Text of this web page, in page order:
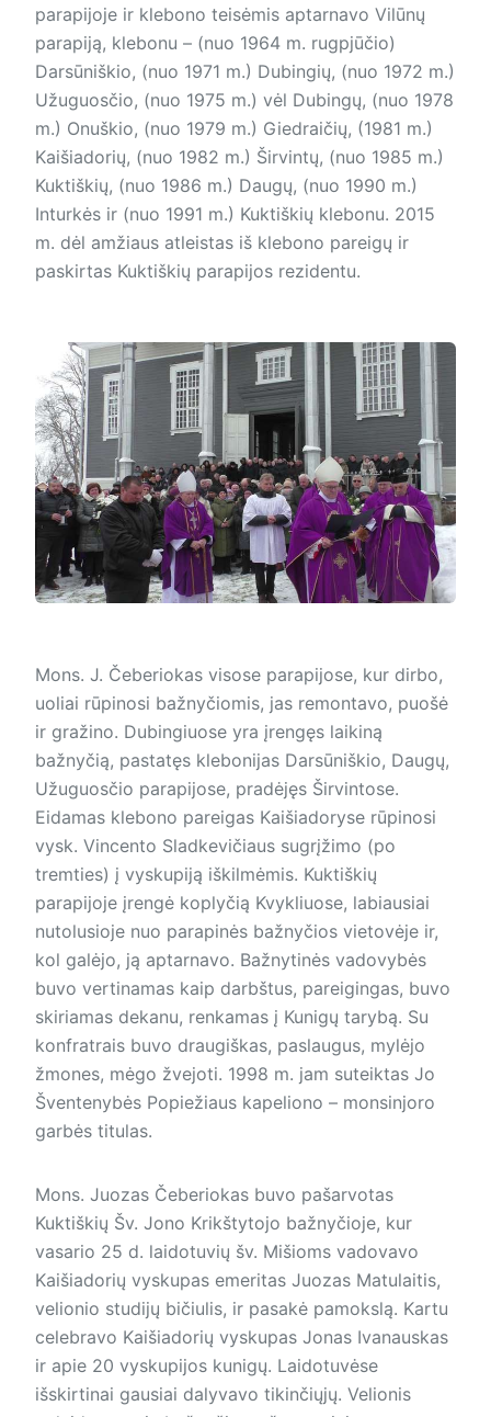
parapijoje ir klebono teisėmis aptarnavo Vilūnų
parapiją, klebonu – (nuo 1964 m. rugpjūčio)
Darsūniškio, (nuo 1971 m.) Dubingių, (nuo 1972 m.)
Užuguosčio, (nuo 1975 m.) vėl Dubingų, (nuo 1978
m.) Onuškio, (nuo 1979 m.) Giedraičių, (1981 m.)
Kaišiadorių, (nuo 1982 m.) Širvintų, (nuo 1985 m.)
Kuktiškių, (nuo 1986 m.) Daugų, (nuo 1990 m.)
Inturkės ir (nuo 1991 m.) Kuktiškių klebonu. 2015
m. dėl amžiaus atleistas iš klebono pareigų ir
paskirtas Kuktiškių parapijos rezidentu.
Mons. J. Čeberiokas visose parapijose, kur dirbo,
uoliai rūpinosi bažnyčiomis, jas remontavo, puošė
ir gražino. Dubingiuose yra įrengęs laikiną
bažnyčią, pastatęs klebonijas Darsūniškio, Daugų,
Užuguosčio parapijose, pradėjęs Širvintose.
Eidamas klebono pareigas Kaišiadoryse rūpinosi
vysk. Vincento Sladkevičiaus sugrįžimo (po
tremties) į vyskupiją iškilmėmis. Kuktiškių
parapijoje įrengė koplyčią Kvykliuose, labiausiai
nutolusioje nuo parapinės bažnyčios vietovėje ir,
kol galėjo, ją aptarnavo. Bažnytinės vadovybės
buvo vertinamas kaip darbštus, pareigingas, buvo
skiriamas dekanu, ren­kamas į Kunigų tarybą. Su
konfratrais buvo draugiškas, paslaugus, mylėjo
žmones, mėgo žvejoti. 1998 m. jam suteiktas Jo
Šventenybės Popiežiaus kapeliono – monsinjoro
garbės titulas.
Mons. Juozas Čeberiokas buvo pašarvotas
Kuktiškių Šv. Jono Krikštytojo bažnyčioje, kur
vasario 25 d. laidotuvių šv. Mišioms vadovavo
Kaišiadorių vyskupas emeritas Juozas Matulaitis,
velionio studijų bičiulis, ir pasakė pamokslą. Kartu
celebravo Kaišiadorių vys­ku­pas Jonas Ivanauskas
ir apie 20 vyskupijos kunigų. Laidotuvėse
išskirtinai gau­siai dalyvavo tikinčiųjų. Velionis